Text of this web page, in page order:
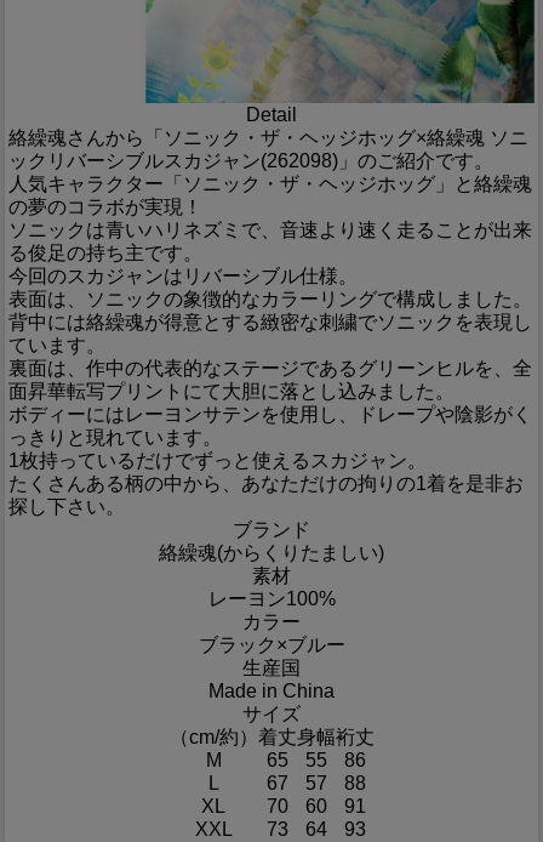
Detail
絡繰魂さんから「ソニック・ザ・ヘッジホッグ×絡繰魂 ソニ
ックリバーシブルスカジャン(262098)」のご紹介です。
人気キャラクター「ソニック・ザ・ヘッジホッグ」と絡繰魂
の夢のコラボが実現！
ソニックは青いハリネズミで、音速より速く走ることが出来
る俊足の持ち主です。
今回のスカジャンはリバーシブル仕様。
表面は、ソニックの象徴的なカラーリングで構成しました。
背中には絡繰魂が得意とする緻密な刺繍でソニックを表現し
ています。
裏面は、作中の代表的なステージであるグリーンヒルを、全
面昇華転写プリントにて大胆に落とし込みました。
ボディーにはレーヨンサテンを使用し、ドレープや陰影がく
っきりと現れています。
1枚持っているだけでずっと使えるスカジャン。
たくさんある柄の中から、あなただけの拘りの1着を是非お
探し下さい。
ブランド
絡繰魂(からくりたましい)
素材
レーヨン100%
カラー
ブラック×ブルー
生産国
Made in China
サイズ
（cm/約） 着丈身幅裄丈
M
65 55
86
L
67 57
88
XL
70 60
91
XXL
73 64 93